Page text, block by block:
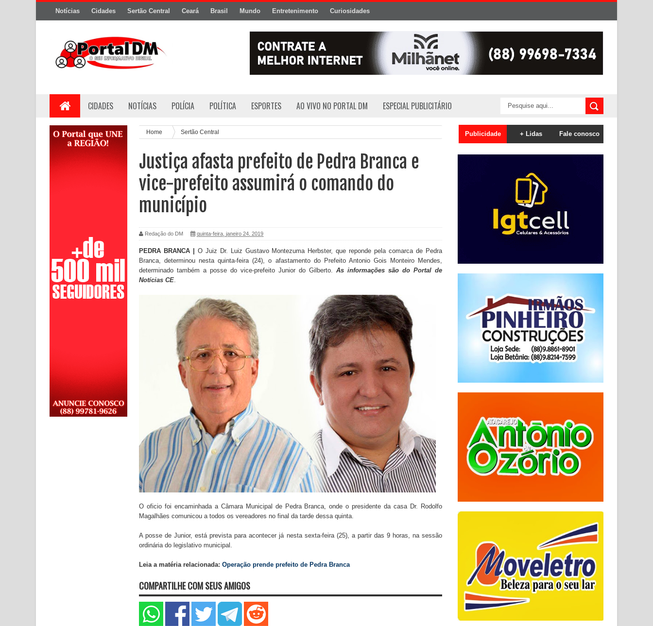
Notícias Cidades Sertão Central Ceará Brasil Mundo Entretenimento Curiosidades
CIDADES NOTÍCIAS POLÍCIA POLÍTICA ESPORTES AO VIVO NO PORTAL DM ESPECIAL PUBLICITÁRIO
Home Sertão Central
Justiça afasta prefeito de Pedra Branca e
vice-prefeito assumirá o comando do
município
Redação do DM quinta-feira, janeiro 24, 2019
PEDRA BRANCA | O Juiz Dr. Luiz Gustavo Montezuma Herbster, que reponde pela comarca de Pedra
Branca, determinou nesta quinta-feira (24), o afastamento do Prefeito Antonio Gois Monteiro Mendes,
determinado também a posse do vice-prefeito Junior do Gilberto. As informações são do Portal de
Notícias CE
O oficio foi encaminhada a Câmara Municipal de Pedra Branca, onde o presidente da casa Dr. Rodolfo
Magalhães comunicou a todos os vereadores no final da tarde dessa quinta.
A posse de Junior, está prevista para acontecer já nesta sexta-feira (25), a partir das 9 horas, na sessão
ordinária do legislativo municipal.
Leia a matéria relacionada: Operação prende prefeito de Pedra Branca
COMPARTILHE COM SEUS AMIGOS
Publicidade + Lidas Fale conosco